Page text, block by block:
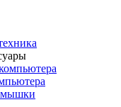
мышки